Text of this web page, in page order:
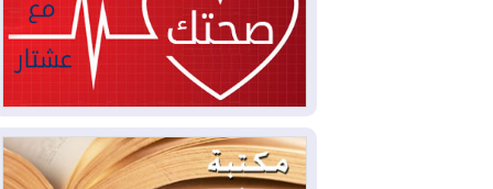
2026-08-01النفط: اتفاقية ثلاثية لاستئناف
التصدير عبر جيهان بطاقة 750 ألف برميل
2026-08-01"في أقرب وقت ممكن".. إدارة
ترامب تخطط لشن ضربات جديدة على إيران